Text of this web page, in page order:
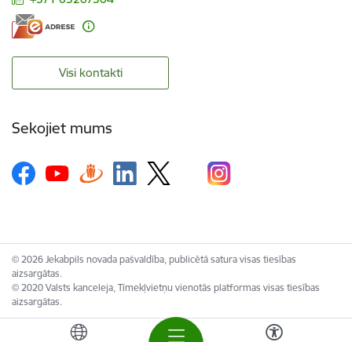
Visi kontakti
Sekojiet mums
© 2026 Jekabpils novada pašvaldība, publicētā satura visas tiesības
aizsargātas.
© 2020 Valsts kanceleja, Tīmekļvietņu vienotās platformas visas tiesības
aizsargātas.